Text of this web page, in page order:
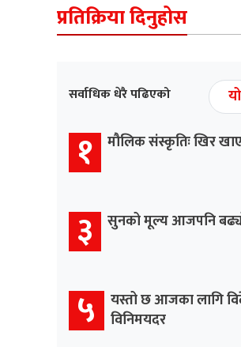
प्रतिक्रिया दिनुहोस
सर्वाधिक धेरै पढिएको
१ मौलिक संस्कृतिः खिर
३ सुनको मूल्य आजपनि
५
यस्तो छ आजका लागि
विनिमयदर